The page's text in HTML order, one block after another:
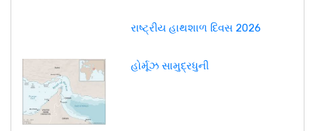
રાષ્ટ્રીય હાથશાળ દિવસ 2026
હોર્મૂઝ સામુદ્રધુની